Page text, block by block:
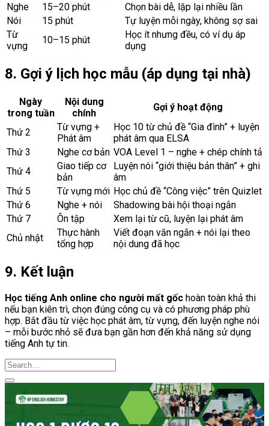
Nghe
15–20 phút
Chọn bài dễ, lặp lại nhiều lần
Nói
15 phút
Tự luyện mỗi ngày, không sợ sai
Từ
vựng
10–15 phút
Học ít nhưng đều, có ví dụ áp
dụng
8. Gợi ý lịch học mẫu (áp dụng tại nhà)
Ngày
trong tuần
Nội dung
chính
Gợi ý hoạt động
Thứ 2
Từ vựng +
Phát âm
Học 10 từ chủ đề “Gia đình” + luyện
phát âm qua ELSA
Thứ 3
Nghe cơ bản VOA Level 1 – nghe + chép chính tả
Thứ 4
Giao tiếp cơ
bản
Luyện nói “giới thiệu bản thân” + ghi
âm
Thứ 5
Từ vựng mới Học chủ đề “Công việc” trên Quizlet
Thứ 6
Nghe + nói
Shadowing bài hội thoại ngắn
Thứ 7
Ôn tập
Xem lại từ cũ, luyện lại phát âm
Chủ nhật
Thực hành
tổng hợp
Viết đoạn văn ngắn + nói lại theo
nội dung đã học
9. Kết luận
Học tiếng Anh online cho người mất gốc hoàn toàn khả thi
nếu bạn kiên trì, chọn đúng công cụ và có phương pháp phù
hợp. Bắt đầu từ việc học phát âm, từ vựng, đến luyện nghe nói
– mỗi bước nhỏ sẽ đưa bạn gần hơn đến khả năng sử dụng
tiếng Anh tự tin.